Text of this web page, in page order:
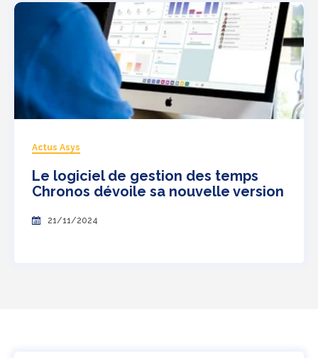
Actus Asys
Le logiciel de gestion des temps
Chronos dévoile sa nouvelle version
21/11/2024